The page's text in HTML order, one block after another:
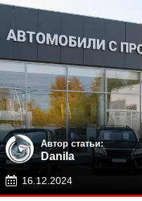
Автор статьи:
Danila
16.12.2024